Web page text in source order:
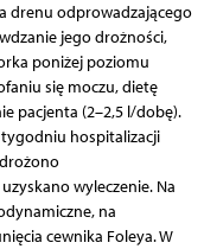
drenu odprowadzającego
jego drożności,
poniżej poziomu
się moczu, dietę
pacjenta (2–2,5 l/dobę).
hospitalizacji
wyleczenie. Na
na
cewnika Foleya. W